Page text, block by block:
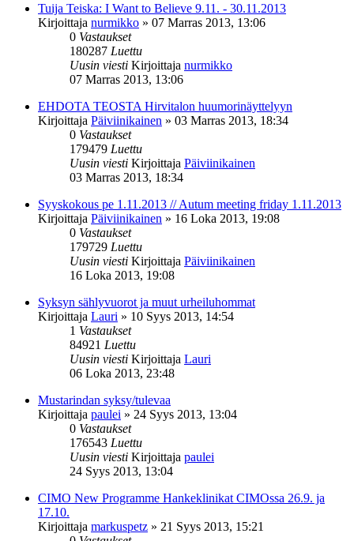
Tuija Teiska: I Want to Believe 9.11. - 30.11.2013
Kirjoittaja nurmikko » 07 Marras 2013, 13:06
0 Vastaukset
180287 Luettu
Uusin viesti Kirjoittaja nurmikko
07 Marras 2013, 13:06
EHDOTA TEOSTA Hirvitalon huumorinäyttelyyn
Kirjoittaja Päiviinikainen » 03 Marras 2013, 18:34
0 Vastaukset
179479 Luettu
Uusin viesti Kirjoittaja Päiviinikainen
03 Marras 2013, 18:34
Syyskokous pe 1.11.2013 // Autum meeting friday 1.11.2013
Kirjoittaja Päiviinikainen » 16 Loka 2013, 19:08
0 Vastaukset
179729 Luettu
Uusin viesti Kirjoittaja Päiviinikainen
16 Loka 2013, 19:08
Syksyn sählyvuorot ja muut urheiluhommat
Kirjoittaja Lauri » 10 Syys 2013, 14:54
1 Vastaukset
84921 Luettu
Uusin viesti Kirjoittaja Lauri
06 Loka 2013, 23:48
Mustarindan syksy/tulevaa
Kirjoittaja paulei » 24 Syys 2013, 13:04
0 Vastaukset
176543 Luettu
Uusin viesti Kirjoittaja paulei
24 Syys 2013, 13:04
CIMO New Programme Hankeklinikat CIMOssa 26.9. ja
17.10.
Kirjoittaja markuspetz » 21 Syys 2013, 15:21